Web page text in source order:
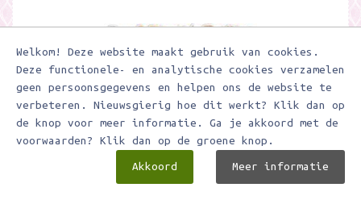
Welkom! Deze website maakt gebruik van cookies.
Deze functionele- en analytische cookies verzamelen
geen persoonsgegevens en helpen ons de website te
verbeteren. Nieuwsgierig hoe dit werkt? Klik dan op
de knop voor meer informatie. Ga je akkoord met de
voorwaarden? Klik dan op de groene knop.
Akkoord Meer informatie
€ 3,50